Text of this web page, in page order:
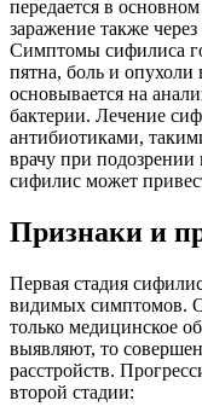
передается в
заражение также
Симптомы сифилиса
пятна, боль и опухоли
основывается на
бактерии. Лечение
антибиотиками,
врачу при подозрении
сифилис может
Признаки и
Первая стадия
видимых симптомов.
только медицинское
выявляют, то
расстройств.
второй стадии: